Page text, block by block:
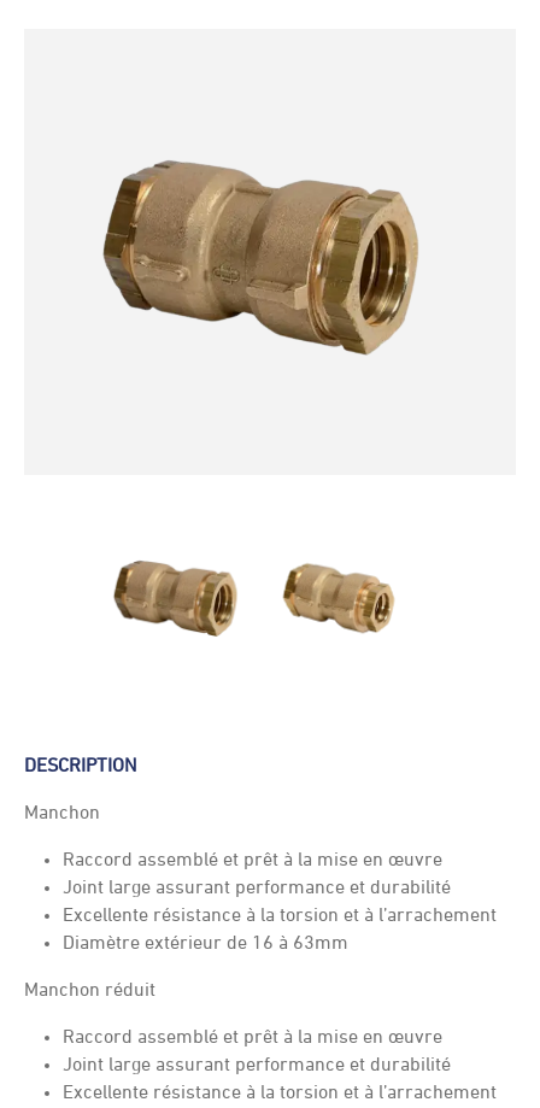
DESCRIPTION
Manchon
Raccord assemblé et prêt à la mise en œuvre
Joint large assurant performance et durabilité
Excellente résistance à la torsion et à l’arrachement
Diamètre extérieur de 16 à 63mm
Manchon réduit
Raccord assemblé et prêt à la mise en œuvre
Joint large assurant performance et durabilité
Excellente résistance à la torsion et à l’arrachement